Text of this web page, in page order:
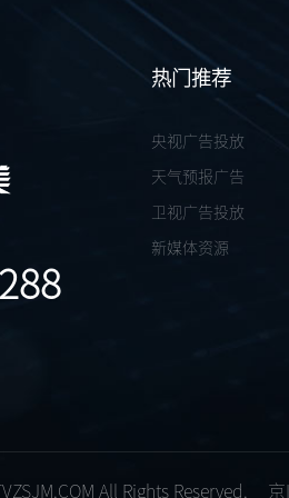
热门推荐
央视广告投放
天气预报广告
卫视广告投放
新媒体资源
All Rights Reserved. 京